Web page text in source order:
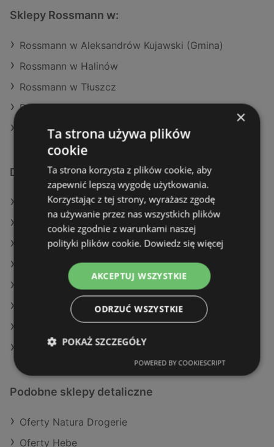
Sklepy Rossmann w:
Rossmann w Aleksandrów Kujawski (Gmina)
Rossmann w Halinów
Rossmann w Tłuszcz
Rossmann w Wierzchosławice
Rossmann w Ustka (Gmina)
Dodatkowe łącza
Oferty Rossmann
Oferty Natura Drogerie
Oferty Hebe
Aktualne gazetki Natura Drogerie
Aktualne gazetki Hebe
Aktualne gazetki Drogeria Jasmin
Sklepy Rossmann w Międzyzdroje
Podobne sklepy detaliczne
Oferty Natura Drogerie
Oferty Hebe
×
Ta strona używa plików
cookie
Ta strona korzysta z plików cookie, aby
zapewnić lepszą wygodę użytkowania.
Korzystając z tej strony, wyrażasz zgodę
na używanie przez nas wszystkich plików
cookie zgodnie z warunkami naszej
polityki plików cookie. Dowiedz się więcej
AKCEPTUJ WSZYSTKIE
ODRZUĆ WSZYSTKIE
POKAŻ SZCZEGÓŁY
POWERED BY COOKIESCRIPT